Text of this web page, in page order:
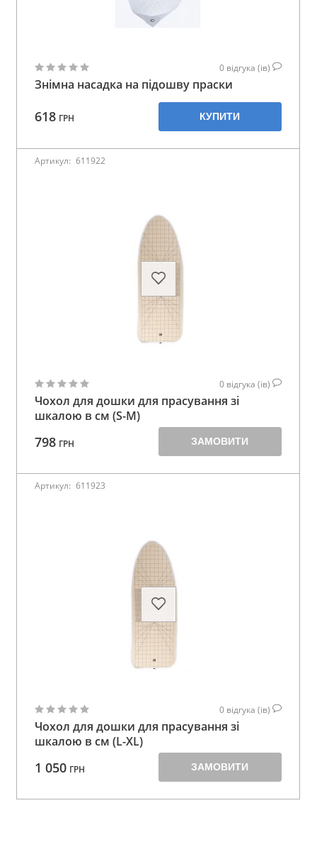
0 відгука (ів)
Знімна насадка на підошву праски
618 ГРН КУПИТИ
Артикул: 611922
0 відгука (ів)
Чохол для дошки для прасування зі
шкалою в см (S-M)
798 ГРН ЗАМОВИТИ
Артикул: 611923
0 відгука (ів)
Чохол для дошки для прасування зі
шкалою в см (L-XL)
1 050 ГРН ЗАМОВИТИ